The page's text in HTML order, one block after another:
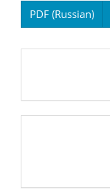
PDF (Russian)